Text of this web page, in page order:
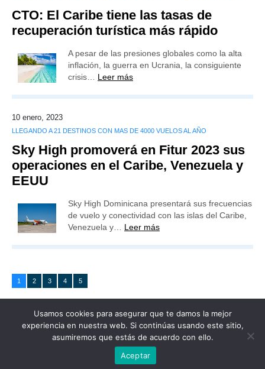
CTO: El Caribe tiene las tasas de
recuperación turística más rápido
A pesar de las presiones globales como la alta
inflación, la guerra en Ucrania, la consiguiente
crisis… Leer más
10 enero, 2023
LLEGANDO A 21 DESTINOS CON MAS DE 4000 VUELOS AL AÑO
Sky High promoverá en Fitur 2023 sus
operaciones en el Caribe, Venezuela y
EEUU
Sky High Dominicana presentará sus frecuencias
de vuelo y conectividad con las islas del Caribe,
Venezuela y… Leer más
1 2 3 4 5
Usamos cookies para asegurar que te damos la mejor
experiencia en nuestra web. Si continúas usando este sitio,
asumiremos que estás de acuerdo con ello.
Aceptar
Publicidad Redacción Contacto
Todos los derechos reservados
Grupo Preferente